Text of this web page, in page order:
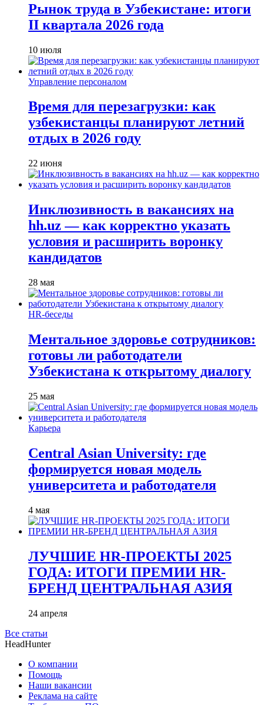
Рынок труда в Узбекистане: итоги
II квартала 2026 года
10 июля
Управление персоналом
Время для перезагрузки: как
узбекистанцы планируют летний
отдых в 2026 году
22 июня
Инклюзивность в вакансиях на
hh.uz — как корректно указать
условия и расширить воронку
кандидатов
28 мая
HR-беседы
Ментальное здоровье сотрудников:
готовы ли работодатели
Узбекистана к открытому диалогу
25 мая
Карьера
Central Asian University: где
формируется новая модель
университета и работодателя
4 мая
ЛУЧШИЕ HR-ПРОЕКТЫ 2025
ГОДА: ИТОГИ ПРЕМИИ HR-
БРЕНД ЦЕНТРАЛЬНАЯ АЗИЯ
24 апреля
Все статьи
HeadHunter
О компании
Помощь
Наши вакансии
Реклама на сайте